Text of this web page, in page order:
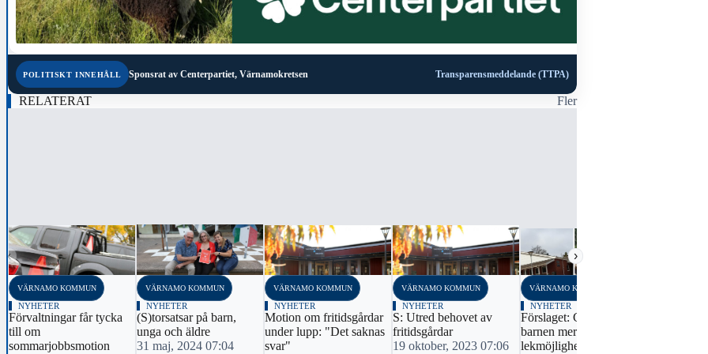
POLITISKT INNEHÅLL Sponsrat av Centerpartiet, Värnamokretsen Transparensmeddelande (TTPA)
RELATERAT Fler
‹ ›
VÄRNAMO KOMMUN
NYHETER
Förvaltningar får tycka
till om
sommarjobbsmotion
VÄRNAMO KOMMUN
NYHETER
(S)torsatsar på barn,
unga och äldre
31 maj, 2024 07:04
VÄRNAMO KOMMUN
NYHETER
Motion om fritidsgårdar
under lupp: "Det saknas
svar"
VÄRNAMO KOMMUN
NYHETER
S: Utred behovet av
fritidsgårdar
19 oktober, 2023 07:06
VÄRNAMO KOMMUN
NYHETER
Förslaget: Ge Kärda-
barnen mer
lekmöjligheter